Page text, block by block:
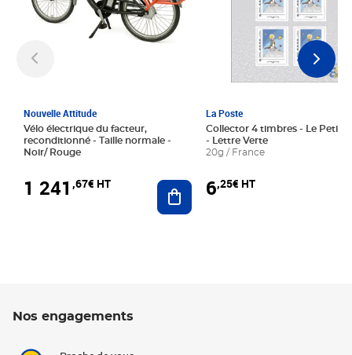
Nouvelle Attitude
Vélo électrique du facteur,
reconditionné - Taille normale -
Noir/ Rouge
1 241 ,67€ HT Ajouter au panier
La Poste
Collector 4 timbres - Le Petit
- Lettre Verte
20g / France
6,25€ HT
Nos engagements